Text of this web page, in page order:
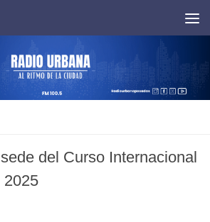
del Curso Internacional
2025